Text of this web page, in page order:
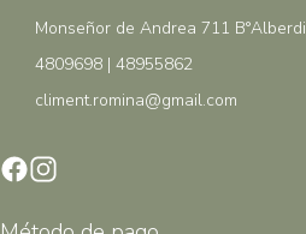
Monseñor de Andrea 711 B°Alberdi
4809698 | 48955862
climent.romina@gmail.com